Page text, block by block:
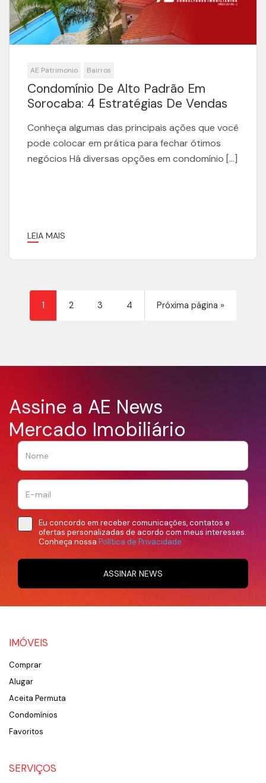
AE Patrimonio Bairros
Condomínio De Alto Padrão Em
Sorocaba: 4 Estratégias De Vendas
Conheça algumas das principais ações que você
pode colocar em prática para fechar ótimos
negócios Há diversas opções em condomínio […]
LEIA MAIS
1 2 3 4 Próxima página »
Assine a AE News
Mercado Imobiliário
Eu concordo em receber comunicações, contatos e
ofertas personalizadas de acordo com meus interesses.
Conheça nossa Política de Privacidade.
ASSINAR NEWS
IMÓVEIS
Comprar
Alugar
Aceita Permuta
Condomínios
Favoritos
SERVIÇOS